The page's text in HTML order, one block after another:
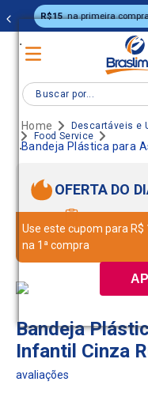
.
.
R$15 na primeira
Buscar por...
Descartáveis e
Food Service
Bandeja Plástica para
OFERTA DO
Use este cupom para R$
na 1ª compra
Bandeja
Infantil Cinza